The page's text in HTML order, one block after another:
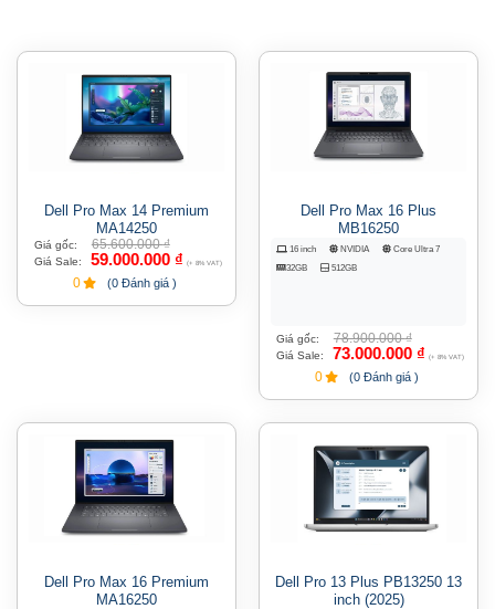
Dell Pro Max 14 Premium
MA14250
Giá gốc: 65.600.000₫
Giá Sale: 59.000.000 ₫ (+ 8% VAT)
0 (0 Đánh giá )
Dell Pro Max 16 Plus
MB16250
16 inch NVIDIA
Core Ultra 7
32GB
512GB
Giá gốc: 78.900.000₫
Giá Sale: 73.000.000 ₫ (+ 8% VAT)
0 (0 Đánh giá )
Dell Pro Max 16 Premium
MA16250
Dell Pro 13 Plus PB13250 13
inch (2025)